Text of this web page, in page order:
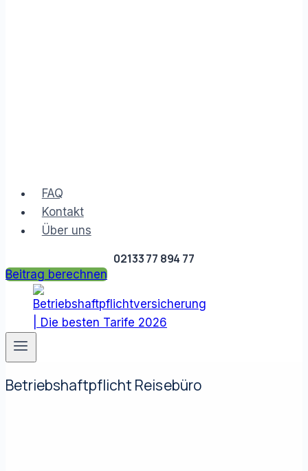
FAQ
Kontakt
Über uns
02133 77 894 77
Beitrag berechnen
Betriebshaftpflicht Reisebüro